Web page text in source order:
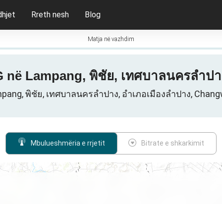
Rreth nesh Blog
Matja në vazhdim
në Lampang, พิชัย, เทศบาลนครลำป
พิชัย, เทศบาลนครลำปาง, อำเภอเมืองลำปาง,
Mbulueshmëria e rrjetit Bitrate e shkarkimit